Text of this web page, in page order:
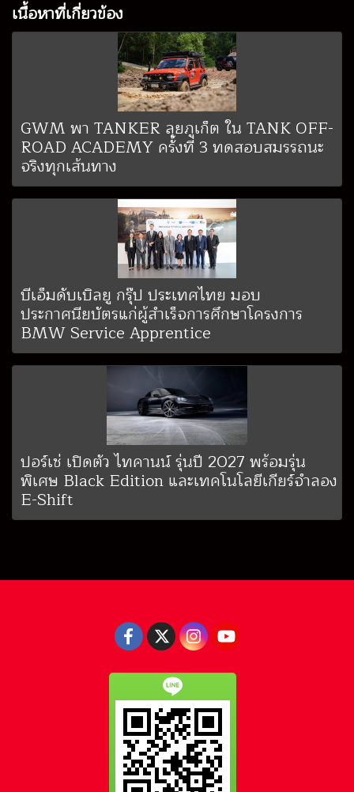
เนื้อหาที่เกี่ยวข้อง
GWM พา TANKER ลุยภูเก็ต ใน TANK OFF-
ROAD ACADEMY ครั้งที่ 3 ทดสอบสมรรถนะ
จริงทุกเส้นทาง
บีเอ็มดับเบิลยู กรุ๊ป ประเทศไทย มอบ
ประกาศนียบัตรแก่ผู้สำเร็จการศึกษาโครงการ
BMW Service Apprentice
ปอร์เช่ เปิดตัว ไทคานน์ รุ่นปี 2027 พร้อมรุ่น
พิเศษ Black Edition และเทคโนโลยีเกียร์จำลอง
E-Shift